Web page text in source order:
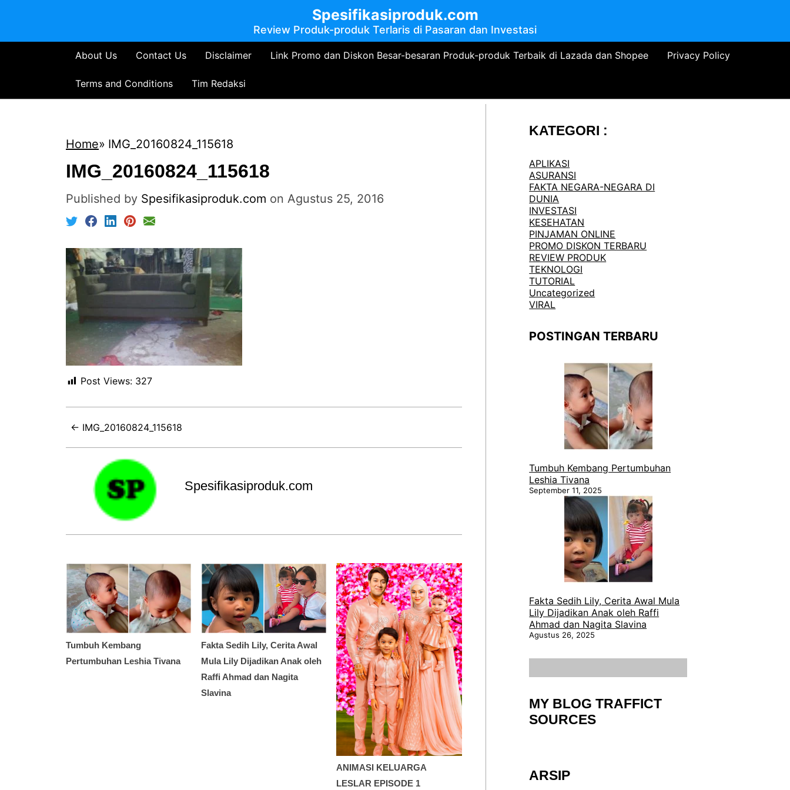
Spesifikasiproduk.com
Review Produk-produk Terlaris di Pasaran dan Investasi
About Us Contact Us Disclaimer Link Promo dan Diskon Besar-besaran Produk-produk Terbaik di Lazada dan Shopee Privacy Policy
Terms and Conditions Tim Redaksi
Home IMG_20160824_115618
IMG_20160824_115618
Published by Spesifikasiproduk.com on Agustus 25, 2016
Post Views: 327
← IMG_20160824_115618
Spesifikasiproduk.com
Tumbuh Kembang
Pertumbuhan Leshia Tivana
Fakta Sedih Lily, Cerita Awal
Mula Lily Dijadikan Anak oleh
Raffi Ahmad dan Nagita
Slavina
ANIMASI KELUARGA
LESLAR EPISODE 1
KATEGORI :
APLIKASI
ASURANSI
FAKTA NEGARA-NEGARA DI
DUNIA
INVESTASI
KESEHATAN
PINJAMAN ONLINE
PROMO DISKON TERBARU
REVIEW PRODUK
TEKNOLOGI
TUTORIAL
Uncategorized
VIRAL
POSTINGAN TERBARU
Tumbuh Kembang Pertumbuhan
Leshia Tivana
September 11, 2025
Fakta Sedih Lily, Cerita Awal Mula
Lily Dijadikan Anak oleh Raffi
Ahmad dan Nagita Slavina
Agustus 26, 2025
MY BLOG TRAFFICT
SOURCES
ARSIP